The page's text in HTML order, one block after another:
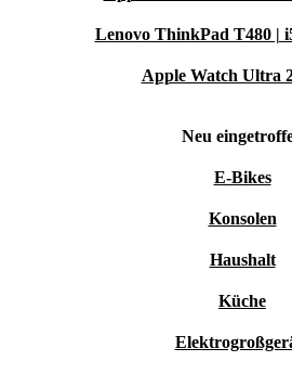
Lenovo ThinkPad T480 |
Apple Watch Ultra
Neu
E-Bikes
Konsolen
Haushalt
Küche